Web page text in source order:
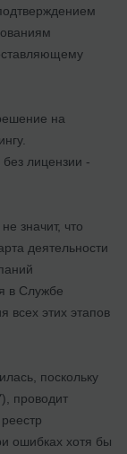
на
без лицензии -
значит, что
деятельности
в Службе
всех этих этапов
поскольку
проводит
ошибках хотя бы